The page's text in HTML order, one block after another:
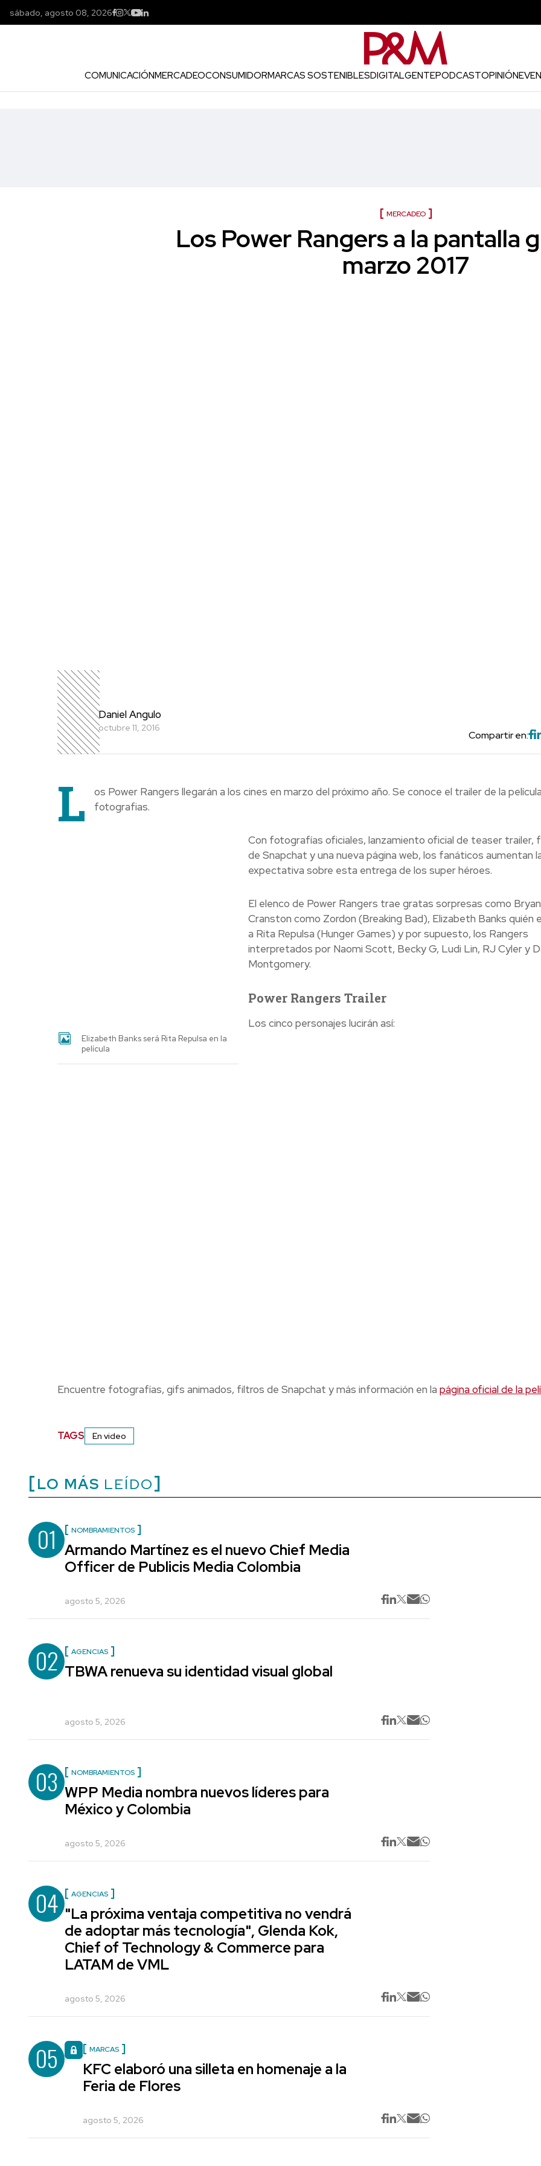
sábado, agosto 08, 2026
COMUNICACIÓNMERCADEOCONSUMIDORMARCAS SOSTENIBLESDIGITALGENTEPODCASTOPINIÓN
MERCADEO
Los Power Rangers a la pantalla
marzo 2017
Daniel Angulo
octubre 11, 2016
Compartir en:
L
os Power Rangers llegarán a los cines en marzo del próximo año. Se conoce el trailer de la
fotografias.
Elizabeth Banks será Rita Repulsa en la
película
Con fotografías oficiales, lanzamiento oficial de teaser trailer,
de Snapchat y una nueva página web, los fanáticos aumentan
expectativa sobre esta entrega de los super héroes.
El elenco de Power Rangers trae gratas sorpresas como Bryan
Cranston como Zordon (Breaking Bad), Elizabeth Banks quién
a Rita Repulsa (Hunger Games) y por supuesto, los Rangers
interpretados por Naomi Scott, Becky G, Ludi Lin, RJ Cyler y
Montgomery.
Power Rangers Trailer
Los cinco personajes lucirán así:
Encuentre fotografías, gifs animados, filtros de Snapchat y más información en la página oficial de la
TAGS En video
LO MÁS LEÍDO
01 NOMBRAMIENTOS
Armando Martínez es el nuevo Chief Media
Officer de Publicis Media Colombia
agosto 5, 2026
02 AGENCIAS
TBWA renueva su identidad visual global
agosto 5, 2026
03 NOMBRAMIENTOS
WPP Media nombra nuevos líderes para
México y Colombia
agosto 5, 2026
04 AGENCIAS
"La próxima ventaja competitiva no vendrá
de adoptar más tecnología", Glenda Kok,
Chief of Technology & Commerce para
LATAM de VML
agosto 5, 2026
05 MARCAS
KFC elaboró una silleta en homenaje a la
Feria de Flores
agosto 5, 2026